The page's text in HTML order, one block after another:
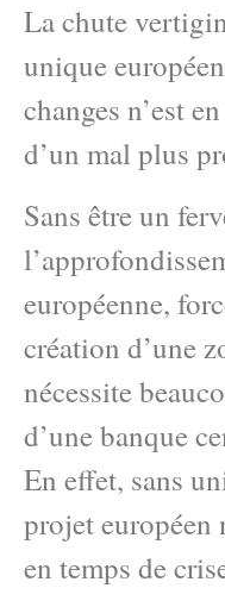
La chute
unique
changes n’est
d’un mal plus
Sans être un
européenne,
création d’une
nécessite
d’une banque
En effet, sans
projet européen
en temps de